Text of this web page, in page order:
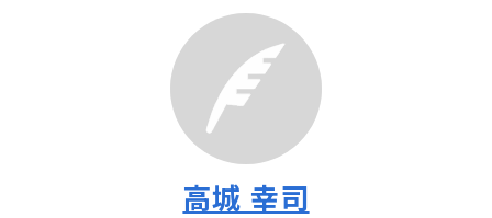
高城 幸司